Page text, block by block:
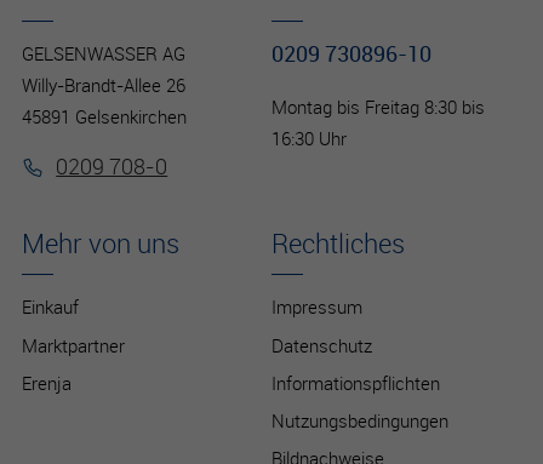
Mehr von uns
Einkauf
Marktpartner
Erenja
Rechtliches
Impressum
Datenschutz
Informationspflichten
Nutzungsbedingungen
Bildnachweise
0209 730896-10
Montag bis Freitag 8:30 bis
16:30 Uhr
GELSENWASSER AG
Willy-Brandt-Allee 26
45891 Gelsenkirchen
0209 708-0